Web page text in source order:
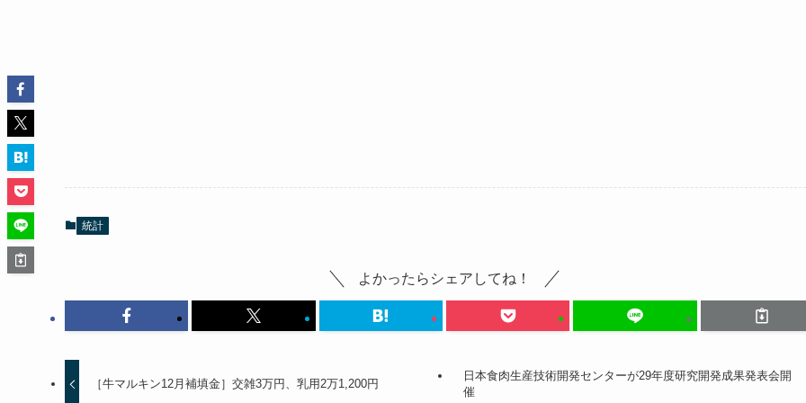
統計
よかったらシェアしてね！
［牛マルキン12月補填金］交雑3万円、乳用2万1,200円
日本食肉生産技術開発センターが29年度研究開発成果発表会開
催